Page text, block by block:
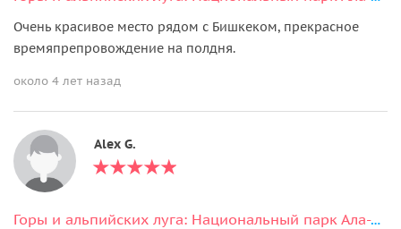
Очень красивое место рядом с Бишкеком, прекрасное
времяпрепровождение на полдня.
около 4 лет назад
Alex G.
Горы и альпийских луга: Национальный парк Ала-Арча и мост ущелья Чункурчак